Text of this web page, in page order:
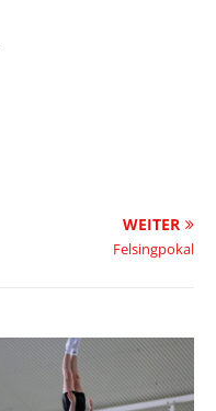
WEITER
Felsingpokal